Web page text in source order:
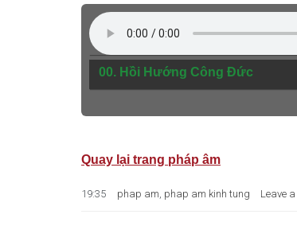
00. Hồi Hướng Công Đức
Quay lại trang pháp âm
19:35 phap am, phap am kinh tung Leave